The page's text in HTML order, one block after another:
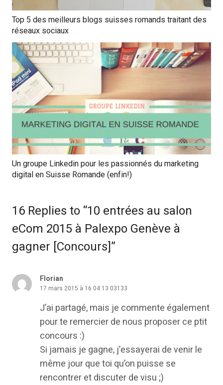
Top 5 des meilleurs blogs suisses romands traitant des
réseaux sociaux
Un groupe Linkedin pour les passionnés du marketing
digital en Suisse Romande (enfin!)
16 Replies to “10 entrées au salon
eCom 2015 à Palexpo Genève à
gagner [Concours]”
Florian
17 mars 2015 à 16 04 13 03133
J’ai partagé, mais je commente également
pour te remercier de nous proposer ce ptit
concours :)
Si jamais je gagne, j’essayerai de venir le
même jour que toi qu’on puisse se
rencontrer et discuter de visu ;)